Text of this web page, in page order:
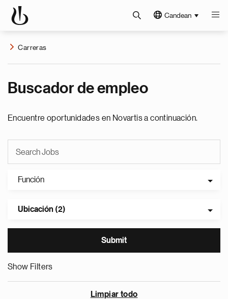
Candean
Carreras
Buscador de empleo
Encuentre oportunidades en Novartis a continuación.
Función
Ubicación (2)
Show Filters
Limpiar todo